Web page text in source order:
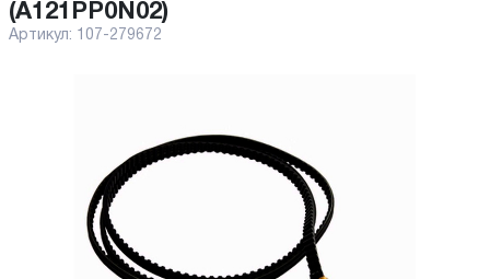
(A121PP0N02)
Артикул: 107-279672